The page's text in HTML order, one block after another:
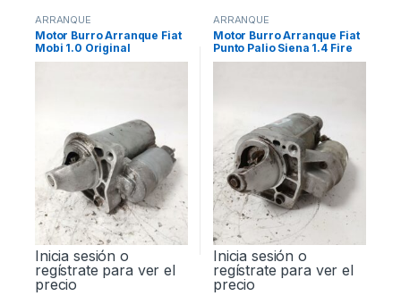
ARRANQUE
Motor Burro Arranque Fiat
Mobi 1.0 Original
Inicia sesión o
regístrate para ver el
precio
ARRANQUE
Motor Burro Arranque Fiat
Punto Palio Siena 1.4 Fire
Original
Inicia sesión o
regístrate para ver el
precio